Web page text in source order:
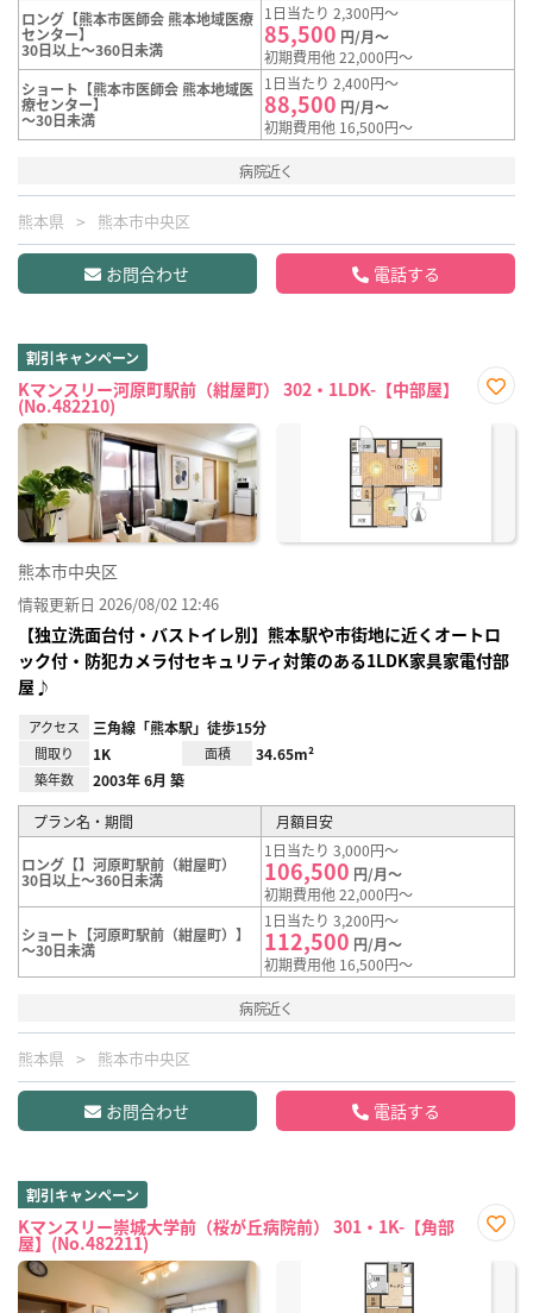
ロング【熊本市医師会 熊本地域医療
センター】
30日以上～360日未満
1日当たり 2,300円～
85,500 円/月～
初期費用他 22,000円～
ショート【熊本市医師会 熊本地域医
療センター】
～30日未満
1日当たり 2,400円～
88,500 円/月～
初期費用他 16,500円～
病院近く
熊本県 熊本市中央区
お問合わせ 電話する
割引キャンペーン
Kマンスリー河原町駅前（紺屋町） 302・1LDK-【中部屋】
(No.482210)
に入
熊本市中央区
情報更新日 2026/08/02 12:46
【独立洗面台付・バストイレ別】熊本駅や市街地に近くオートロ
ック付・防犯カメラ付セキュリティ対策のある1LDK家具家電付部
屋♪
アクセス 三角線「熊本駅」徒歩15分
間取り 1K 面積 34.65m²
築年数 2003年 6月 築
プラン名・期間 月額目安
ロング【】河原町駅前（紺屋町）
30日以上～360日未満
1日当たり 3,000円～
106,500 円/月～
初期費用他 22,000円～
ショート【河原町駅前（紺屋町）】
～30日未満
1日当たり 3,200円～
112,500 円/月～
初期費用他 16,500円～
病院近く
熊本県 熊本市中央区
お問合わせ 電話する
割引キャンペーン
Kマンスリー崇城大学前（桜が丘病院前） 301・1K-【角部
屋】(No.482211)
に入